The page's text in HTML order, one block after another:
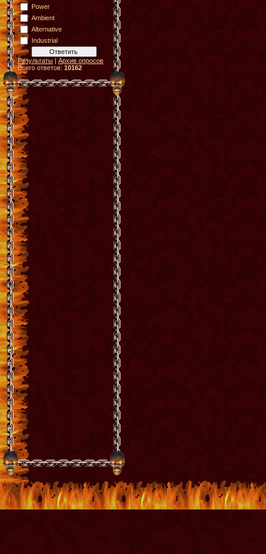
Power
Ambient
Alternative
Industrial
Результаты | Архив опросов
Всего ответов: 10162